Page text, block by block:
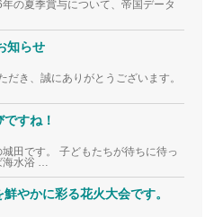
の夏季賞与について、帝国データ
知らせ
き、誠にありがとうございます。
すね！
田です。 子どもたちが待ちに待っ
水浴 …
やかに彩る花火大会です。